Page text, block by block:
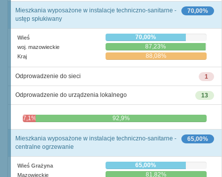
70,00%
Mieszkania wyposażone w instalacje techniczno-sanitarne -
ustęp spłukiwany
Wieś 70,00%
woj. mazowieckie 87,23%
Kraj 88,08%
1
Odprowadzenie do sieci
13
Odprowadzenie do urządzenia lokalnego
7,1% 92,9%
65,00%
Mieszkania wyposażone w instalacje techniczno-sanitarne -
centralne ogrzewanie
Wieś Grażyna 65,00%
Mazowieckie 81,82%